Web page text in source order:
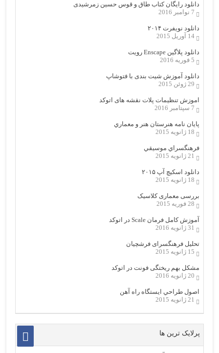
دانلود رایگان کتاب طاق و قوس حسین زمرشیدی
7 نوامبر 2016
دانلود نویفرت ۲۰۱۴
14 آوریل 2015
دانلود پلاگین Enscape رویت
5 فوریه 2016
دانلود آموزش شیت بندی با فتوشاپ
29 ژوئن 2015
اموزش تنظیمات پلات نقشه های اتوکد
7 سپتامبر 2016
پایان نامه هنرستان هنر و معماري
18 ژانویه 2015
فرهنگسراي موسيقي
21 ژانویه 2015
دانلود اسکیچ آپ ۲۰۱۵
18 ژانویه 2015
بررسی معماری کلاسیک
28 فوریه 2015
آموزش کامل فرمان Scale در اتوکد
31 ژانویه 2016
تحلیل فرهنگسرای فرشچیان
15 ژانویه 2015
مشکل بهم ریختگی فونت در اتوکد
20 ژانویه 2016
اصول طراحي ایستگاه راه آهن
21 ژانویه 2015
پرلایک ترین ها